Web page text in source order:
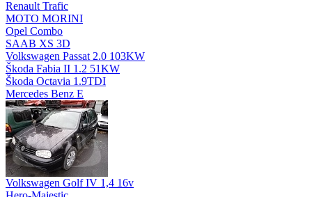
Renault Trafic
MOTO MORINI
Opel Combo
SAAB XS 3D
Volkswagen Passat 2.0 103KW
Škoda Fabia II 1.2 51KW
Škoda Octavia 1.9TDI
Mercedes Benz E
Volkswagen Golf IV 1,4 16v